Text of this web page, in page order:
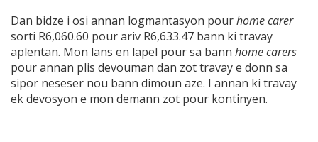
Dan bidze i osi annan logmantasyon pourhome carer
sorti R6,060.60 pour ariv R6,633.47 bann ki travay
aplentan. Mon lans en lapel pour sa bann home carers
pour annan plis devouman dan zot travay e donn sa
sipor neseser nou bann dimoun aze. I annan ki travay
ek devosyon e mon demann zot pour kontinyen.